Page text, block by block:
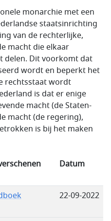
monarchie met een
staatsinrichting
van de rechterlijke,
macht die elkaar
delen. Dit voorkomt dat
wordt en beperkt het
rechtsstaat wordt
is dat er enige
macht (de Staten-
macht (de regering),
is bij het maken
Datum
22-09-2022